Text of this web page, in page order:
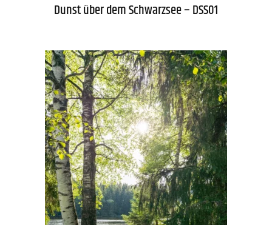
Dunst über dem Schwarzsee – DSS01